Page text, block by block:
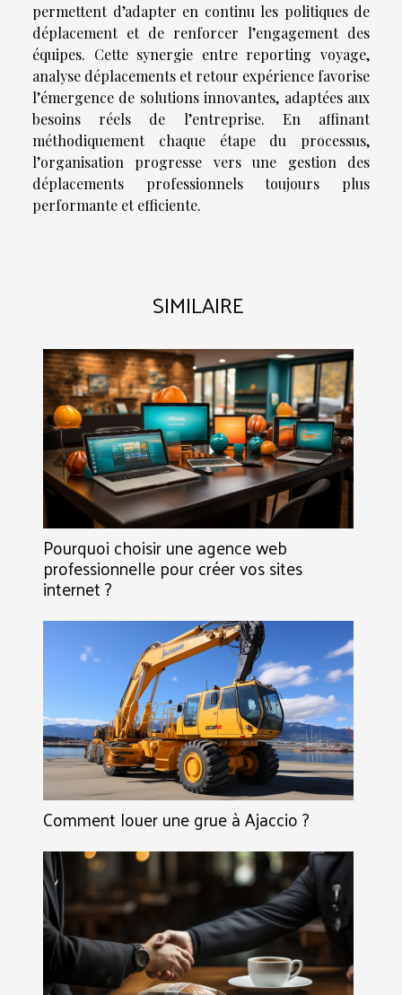
permettent d’adapter en continu les politiques de
déplacement et de renforcer l’engagement des
équipes. Cette synergie entre reporting voyage,
analyse déplacements et retour expérience favorise
l’émergence de solutions innovantes, adaptées aux
besoins réels de l’entreprise. En affinant
méthodiquement chaque étape du processus,
l’organisation progresse vers une gestion des
déplacements professionnels toujours plus
performante et efficiente.
SIMILAIRE
Pourquoi choisir une agence web
professionnelle pour créer vos sites
internet ?
Comment louer une grue à Ajaccio ?